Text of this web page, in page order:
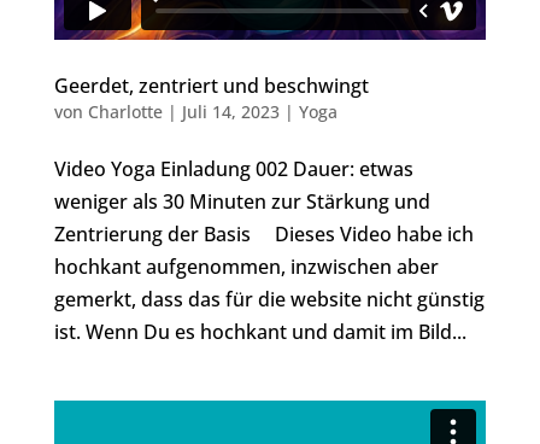
Geerdet, zentriert und beschwingt
von Charlotte| Juli 14, 2023| Yoga
Video Yoga Einladung 002 Dauer: etwas
weniger als 30 Minuten zur Stärkung und
Zentrierung der Basis Dieses Video habe ich
hochkant aufgenommen, inzwischen aber
gemerkt, dass das für die website nicht günstig
ist. Wenn Du es hochkant und damit im Bild...